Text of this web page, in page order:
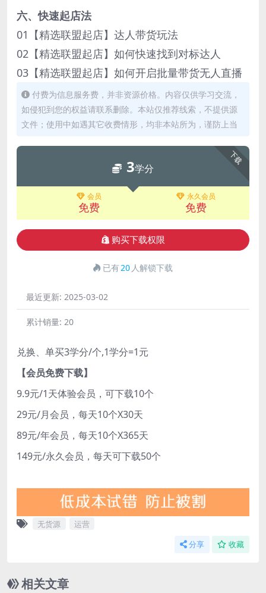
六、快速起店法
01【精选联盟起店】达人带货玩法
02【精选联盟起店】如何快速找到对标达人
03【精选联盟起店】如何开启批量带货无人直播
付费为信息服务费，并非资源价格。内容仅供学习交流，
如侵犯到您的权益请联系删除。本站仅推荐线索，不提供源
文件；使用中如遇其它收费情形，均非本站所为，谨防上当
下载
3学分
会员
免费
永久会员
免费
购买下载权限
已有20 人解锁下载
最近更新: 2025-03-02
累计销量: 20
兑换、单买3学分/个,1学分=1元
【会员免费下载】
9.9元/1天体验会员，可下载10个
29元/月会员，每天10个X30天
89元/年会员，每天10个X365天
149元/永久会员，每天可下载50个
无货源 运营
分享 收藏
相关文章